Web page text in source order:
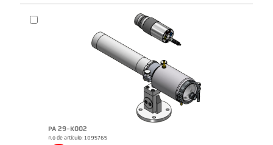
PA 29-K002
n.o de artículo: 1095765